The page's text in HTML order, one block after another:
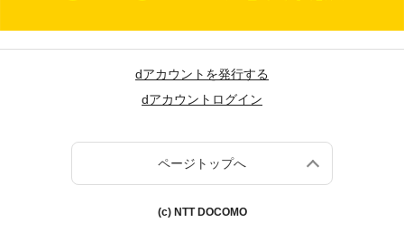
dアカウントを発行する
dアカウントログイン
ページトップへ
(c) NTT DOCOMO